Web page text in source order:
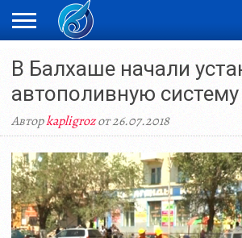
ЖАҢАЛЫҚТАР
НОВОСТИ
ВИДЕО
ФОТОРЕПОРТАЖИ
ОРКЕН
В Балхаше начали
автополивную систему
Авторkapligrozот 26.07.2018